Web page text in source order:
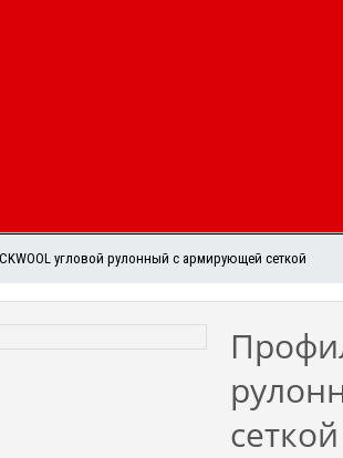
угловой рулонный с армирующей сеткой
сеткой